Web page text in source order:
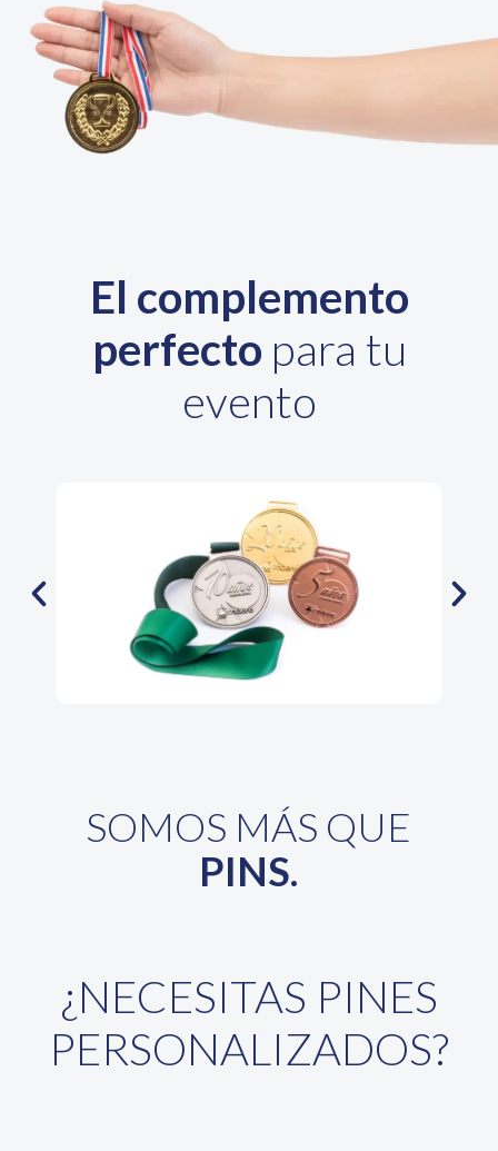
El complemento
perfecto para tu
evento
SOMOS MÁS QUE
PINS.
¿NECESITAS PINES
PERSONALIZADOS?